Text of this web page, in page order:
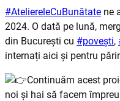
#AteliereleCuBunătate ne
2024. O dată pe lună,
din București cu #povești,
internați aici și pentru
Continuăm acest
noi și hai să facem